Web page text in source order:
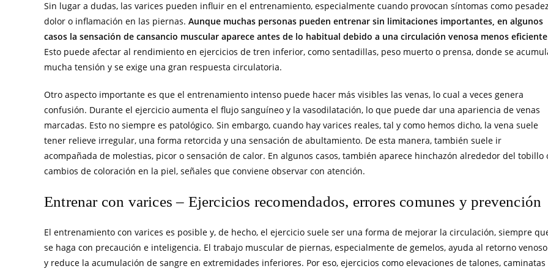
Sin lugar a dudas, las varices pueden influir en el entrenamiento, especialmente cuando provocan síntomas como
dolor o inflamación en las piernas. Aunque muchas personas pueden entrenar sin limitaciones importantes, en algunos
casos la sensación de cansancio muscular aparece antes de lo habitual debido a una circulación venosa menos eficiente
Esto puede afectar al rendimiento en ejercicios de tren inferior, como sentadillas, peso muerto o prensa, donde se
mucha tensión y se exige una gran respuesta circulatoria.
Otro aspecto importante es que el entrenamiento intenso puede hacer más visibles las venas, lo cual a veces genera
confusión. Durante el ejercicio aumenta el flujo sanguíneo y la vasodilatación, lo que puede dar una apariencia de venas
marcadas. Esto no siempre es patológico. Sin embargo, cuando hay varices reales, tal y como hemos dicho, la vena suele
tener relieve irregular, una forma retorcida y una sensación de abultamiento. De esta manera, también suele ir
acompañada de molestias, picor o sensación de calor. En algunos casos, también aparece hinchazón alrededor del tobillo
cambios de coloración en la piel, señales que conviene observar con atención.
Entrenar con varices – Ejercicios recomendados, errores comunes y prevención
El entrenamiento con varices es posible y, de hecho, el ejercicio suele ser una forma de mejorar la circulación, siempre
se haga con precaución e inteligencia. El trabajo muscular de piernas, especialmente de gemelos, ayuda al retorno venoso
y reduce la acumulación de sangre en extremidades inferiores. Por eso, ejercicios como elevaciones de talones, caminatas